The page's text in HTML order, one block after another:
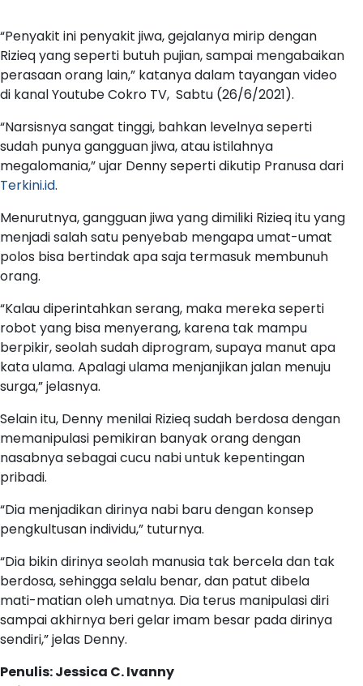
“Penyakit ini penyakit jiwa, gejalanya mirip dengan
Rizieq yang seperti butuh pujian, sampai mengabaikan
perasaan orang lain,” katanya dalam tayangan video
di kanal Youtube Cokro TV, Sabtu (26/6/2021).
“Narsisnya sangat tinggi, bahkan levelnya seperti
sudah punya gangguan jiwa, atau istilahnya
megalomania,” ujar Denny seperti dikutip Pranusa dari
Terkini.id.
Menurutnya, gangguan jiwa yang dimiliki Rizieq itu yang
menjadi salah satu penyebab mengapa umat-umat
polos bisa bertindak apa saja termasuk membunuh
orang.
“Kalau diperintahkan serang, maka mereka seperti
robot yang bisa menyerang, karena tak mampu
berpikir, seolah sudah diprogram, supaya manut apa
kata ulama. Apalagi ulama menjanjikan jalan menuju
surga,” jelasnya.
Selain itu, Denny menilai Rizieq sudah berdosa dengan
memanipulasi pemikiran banyak orang dengan
nasabnya sebagai cucu nabi untuk kepentingan
pribadi.
“Dia menjadikan dirinya nabi baru dengan konsep
pengkultusan individu,” tuturnya.
“Dia bikin dirinya seolah manusia tak bercela dan tak
berdosa, sehingga selalu benar, dan patut dibela
mati-matian oleh umatnya. Dia terus manipulasi diri
sampai akhirnya beri gelar imam besar pada dirinya
sendiri,” jelas Denny.
Penulis: Jessica C. Ivanny